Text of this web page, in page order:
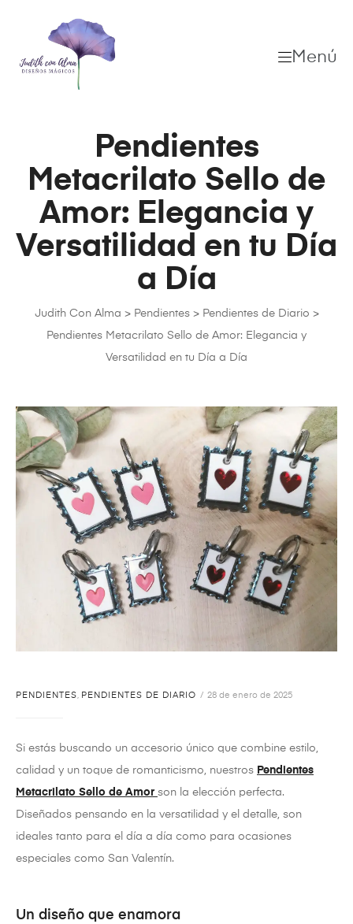
Menú
Judith Con Alma > Pendientes> Pendientes de Diario >
Pendientes Metacrilato Sello de Amor: Elegancia y
Versatilidad en tu Día a Día
Pendientes
Metacrilato Sello de
Amor: Elegancia y
Versatilidad en tu Día
a Día
PENDIENTES PENDIENTES DE DIARIO 28 de enero de 2025
Si estás buscando un accesorio único que combine estilo,
calidad y un toque de romanticismo, nuestros Pendientes
Metacrilato Sello de Amor son la elección perfecta.
Diseñados pensando en la versatilidad y el detalle, son
ideales tanto para el día a día como para ocasiones
especiales como San Valentín.
Un diseño que enamora